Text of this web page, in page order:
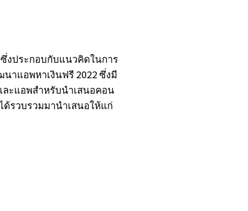
งประกอบกับแนวคิดในการ
าแอพหาเงินฟรี 2022 ซึ่งมี
ะแอพสำหรับนำเสนอคอน
ด้รวบรวมมานำเสนอให้แก่